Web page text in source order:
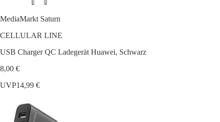
MediaMarkt Saturn
CELLULAR LINE
USB Charger QC Ladegerät Huawei, Schwarz
8,00 €
UVP14,99 €